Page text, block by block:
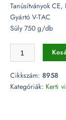
Tanúsítványok CE,
Gyártó V-TAC
Súly 750 g/db
Ezüst rögzíthető
Cikkszám: 8958
Kategóriák: Kerti